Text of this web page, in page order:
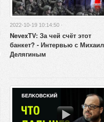
2022-10-19 10:14:50 ·
NevexTV: За чей счёт этот
банкет? - Интервью с
Делягиным